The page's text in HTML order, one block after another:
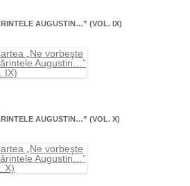
AUGUSTIN…” (VOL. IX)
AUGUSTIN…” (VOL. X)